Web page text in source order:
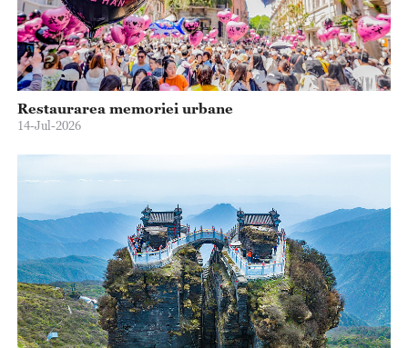
Restaurarea memoriei urbane
14-Jul-2026